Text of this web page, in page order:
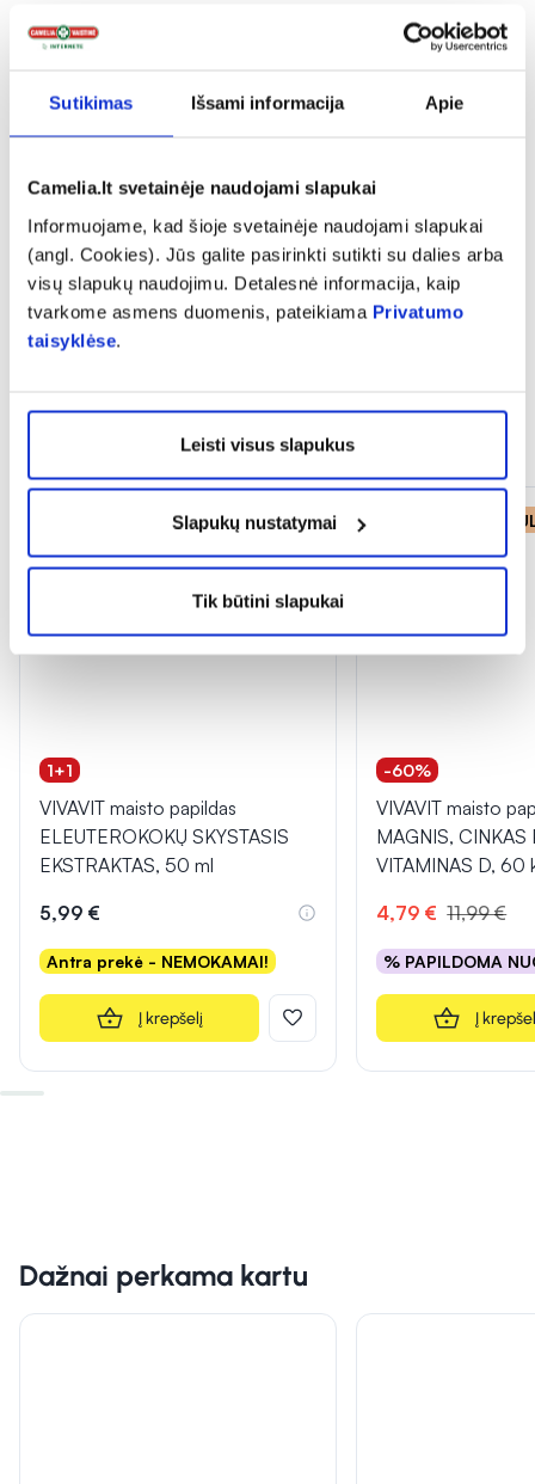
Sutikimas Išsami informacija Apie
Camelia.lt svetainėje naudojami slapukai
Informuojame, kad šioje svetainėje naudojami slapukai
(angl. Cookies). Jūs galite pasirinkti sutikti su dalies arba
visų slapukų naudojimu. Detalesnė informacija, kaip
tvarkome asmens duomenis, pateikiama Privatumo
taisyklėse.
Leisti visus slapukus
Slapukų nustatymai
Tik būtini slapukai
Sudedamosios dalys
Atsiliepimai expand_more
Panašios prekės
1+1
VIVAVIT maisto papildas
ELEUTEROKOKŲ SKYSTASIS
EKSTRAKTAS, 50 ml
5,99 €
Antra prekė - NEMOKAMAI!
Į krepšelį
Mėnesio
-60%
VIVAVIT maisto
MAGNIS, CINKAS
VITAMINAS D, 60
4,79 € 11,99 €
% PAPILDOMA
Į
Dažnai perkama kartu